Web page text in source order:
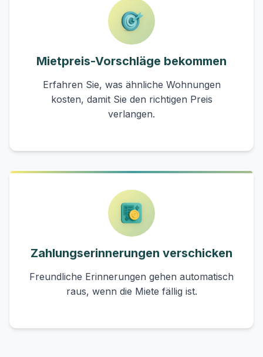
Mietpreis-Vorschläge bekommen
Erfahren Sie, was ähnliche Wohnungen
kosten, damit Sie den richtigen Preis
verlangen.
Zahlungserinnerungen verschicken
Freundliche Erinnerungen gehen automatisch
raus, wenn die Miete fällig ist.